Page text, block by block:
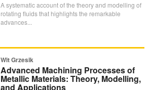
A systematic account of the theory and modelling of
rotating fluids that highlights the remarkable
advances...
Wit Grzesik
Advanced Machining Processes of
Metallic Materials: Theory, Modelling,
and Applications